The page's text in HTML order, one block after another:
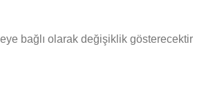
bağlı olarak değişiklik gösterecektir